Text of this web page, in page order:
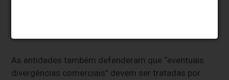
As entidades também defenderam que “eventuais
divergências comerciais” devem ser tratadas por